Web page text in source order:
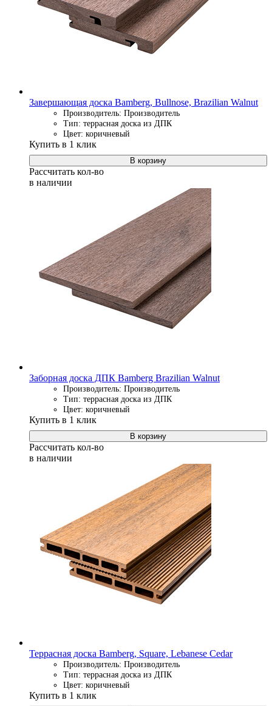
Завершающая доска Bamberg, Bullnose, Brazilian Walnut
Производитель: Производитель
Тип: террасная доска из ДПК
Цвет: коричневый
Купить в 1 клик
В корзину
Рассчитать кол-во
в наличии
Заборная доска ДПК Bamberg Brazilian Walnut
Производитель: Производитель
Тип: террасная доска из ДПК
Цвет: коричневый
Купить в 1 клик
В корзину
Рассчитать кол-во
в наличии
Террасная доска Bamberg, Square, Lebanese Cedar
Производитель: Производитель
Тип: террасная доска из ДПК
Цвет: коричневый
Купить в 1 клик